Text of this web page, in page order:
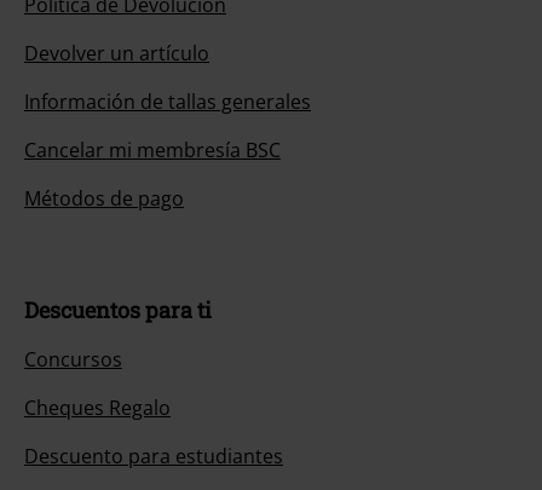
Devolver un artículo
Información de tallas generales
Cancelar mi membresía BSC
Métodos de pago
Descuentos para ti
Concursos
Cheques Regalo
Descuento para estudiantes